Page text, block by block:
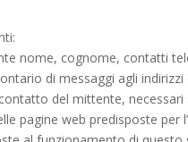
nome, cognome, contatti
di messaggi agli
del mittente,
pagine web predisposte per